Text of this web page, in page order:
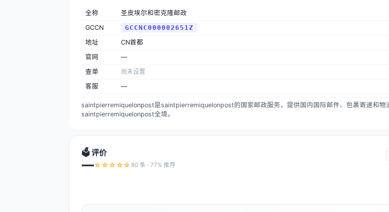
全称
圣皮埃尔和密克隆邮政
GCCN
GCCNC000002651Z
地址
CN首都
官网
—
查单
尚未设置
客服
—
saintpierremiquelonpost是saintpierremiquelonpost的国家邮政服务，提供国内国际邮件、包裹寄递和物
saintpierremiquelonpost全境。
🗳️ 评价
—☆☆☆☆☆ 80 条 · 77% 推荐